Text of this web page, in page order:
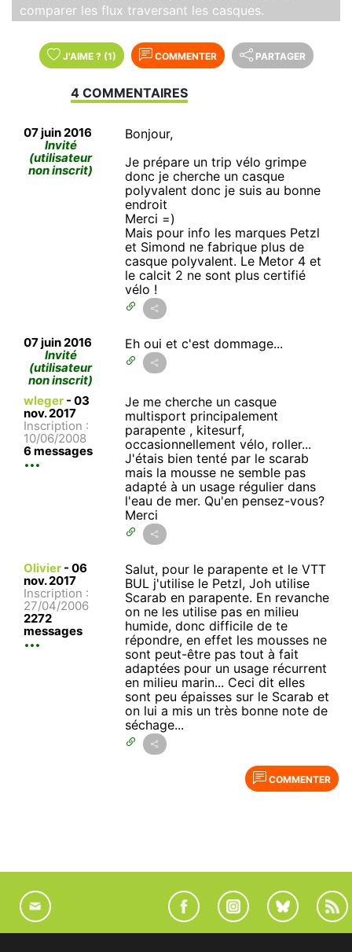
comparer les flux traversant les casques.
J'AIME ? (1) COMMENTER PARTAGER
4 COMMENTAIRES
07 juin 2016
Invité
(utilisateur
non inscrit)
Bonjour,
Je prépare un trip vélo grimpe
donc je cherche un casque
polyvalent donc je suis au bonne
endroit
Merci =)
Mais pour info les marques Petzl
et Simond ne fabrique plus de
casque polyvalent. Le Metor 4 et
le calcit 2 ne sont plus certifié
vélo !
07 juin 2016
Invité
(utilisateur
non inscrit)
Eh oui et c'est dommage...
wleger - 03
nov. 2017
Inscription :
10/06/2008
6 messages
Je me cherche un casque
multisport principalement
parapente , kitesurf,
occasionnellement vélo, roller...
J'étais bien tenté par le scarab
mais la mousse ne semble pas
adapté à un usage régulier dans
l'eau de mer. Qu'en pensez-vous?
Merci
Olivier - 06
nov. 2017
Inscription :
27/04/2006
2272
messages
Salut, pour le parapente et le VTT
BUL j'utilise le Petzl, Joh utilise
Scarab en parapente. En revanche
on ne les utilise pas en milieu
humide, donc difficile de te
répondre, en effet les mousses ne
sont peut-être pas tout à fait
adaptées pour un usage récurrent
en milieu marin... Ceci dit elles
sont peu épaisses sur le Scarab et
on lui a mis un très bonne note de
séchage...
COMMENTER